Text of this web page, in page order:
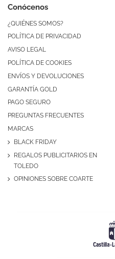
Conócenos
¿QUIÉNES SOMOS?
POLÍTICA DE PRIVACIDAD
AVISO LEGAL
POLÍTICA DE COOKIES
ENVÍOS Y DEVOLUCIONES
GARANTÍA GOLD
PAGO SEGURO
PREGUNTAS FRECUENTES
MARCAS
BLACK FRIDAY
REGALOS PUBLICITARIOS EN
TOLEDO
OPINIONES SOBRE COARTE